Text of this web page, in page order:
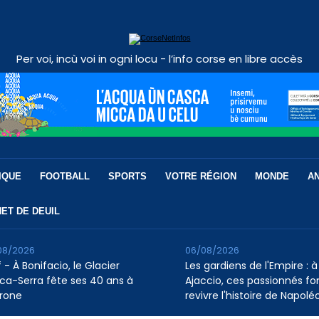
Per voi, incù voi in ogni locu - l’info corse en libre accès
FOOTBALL SPORTS VOTRE RÉGION MONDE
DE DEUIL
- À Bonifacio, le Glacier
Serra fête ses 40 ans à
2026
Les gardiens de l'Empire : à
Ajaccio, ces passionnés
revivre l'histoire de
06/08/2026